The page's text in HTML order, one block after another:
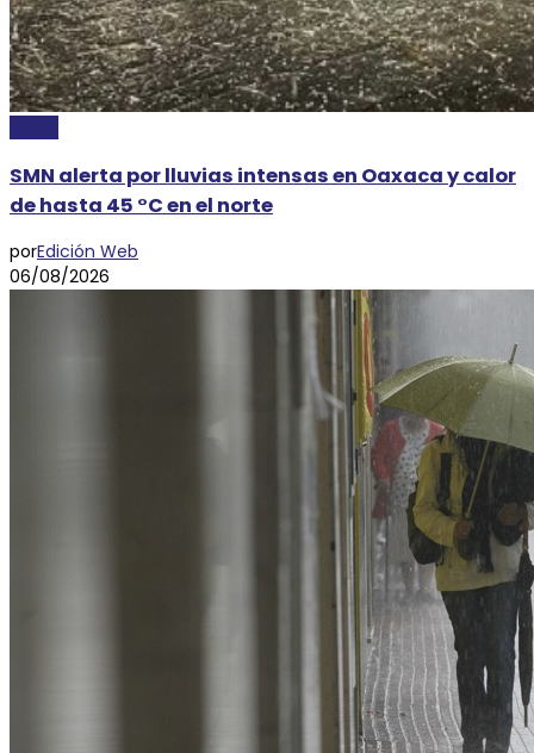
SMN alerta por lluvias intensas en Oaxaca y calor
de hasta 45 °C en el norte
porEdición Web
06/08/2026